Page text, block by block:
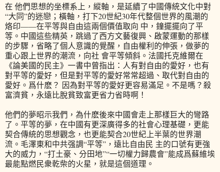
在 他們思想的坐標系上，縱軸，是延續了中國傳統文化中對
“大同”的迷戀；橫軸，打下20世紀30年代整個世界的風潮的
烙印——在平等與自由這兩個價值取向 中，鐘擺擺向了平
等。中國這些精英，跳過了西方文藝復興、啟蒙運動的那樣
的步驟，省略了個人意識的覺醒，自由權利的伸張，做夢的
重心跟上世界的潮流，向社 會平等傾斜。法國托克維爾在
《論美國的民主》一書中曾指出：人有對自由的愛好，也有
對平等的愛好，但是對平等的愛好常常超過、取代對自由的
愛好。爲什麽？ 因為對平等的愛好更容易滿足。不是嗎？殺
富濟貧，永遠比脫貧致富更省力省時啊！
他們的夢昭示我們，為什麽後來中國會走上那樣巨大的彎路
了。平等的夢，在中國有更深廣得多的社會心理基礎，更能
契合傳統的思想觀念，也更能契合20世紀上半葉的世界潮
流。毛澤東和中共强調“平等”，遠比自由民 主的口號有更強
大的威力，“打土豪、分田地”“一切權力歸農會”能成爲蘇維埃
最能點燃民衆乾柴的火星，就是這個道理。